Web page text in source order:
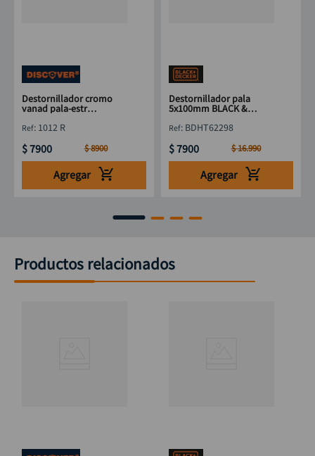
Destornillador cromo
vanad pala-estr
: 1012 R
$7900 $8900
Agregar
Destornillador pala
5x100mm BLACK &
: BDHT62298
$7900 $16.990
Agregar
Productos relacionados